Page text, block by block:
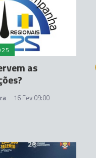
as
16 Fev 09:00